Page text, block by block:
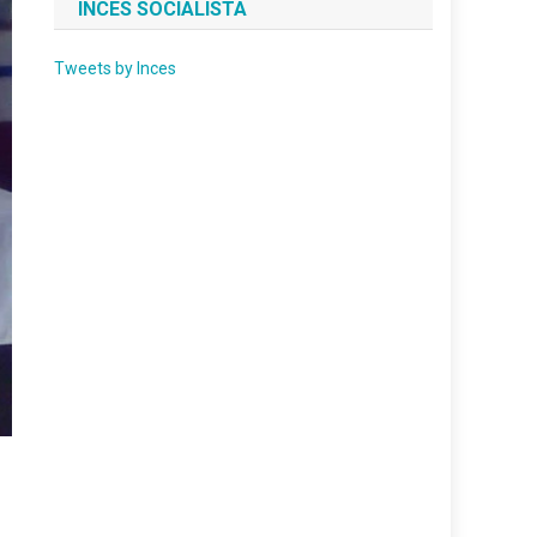
INCES SOCIALISTA
Tweets by Inces